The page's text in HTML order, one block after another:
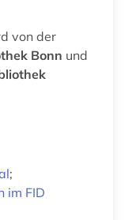
von der
Bonn und
;
im FID